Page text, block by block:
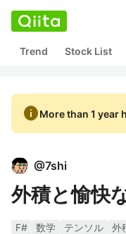
Trend Stock List
infoMore than 1 year
@7shi
外積と愉快
F# 数学 テンソル 外